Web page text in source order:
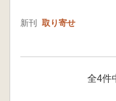
新刊 取り寄せ
全4件